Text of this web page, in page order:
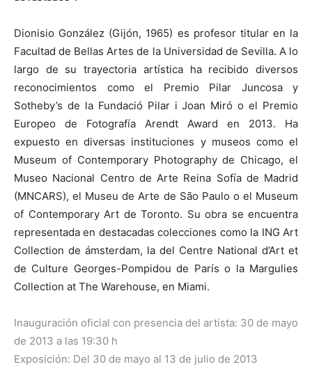
Dionisio González (Gijón, 1965) es profesor titular en la
Facultad de Bellas Artes de la Universidad de Sevilla. A lo
largo de su trayectoria artística ha recibido diversos
reconocimientos como el Premio Pilar Juncosa y
Sotheby’s de la Fundació Pilar i Joan Miró o el Premio
Europeo de Fotografía Arendt Award en 2013. Ha
expuesto en diversas instituciones y museos como el
Museum of Contemporary Photography de Chicago, el
Museo Nacional Centro de Arte Reina Sofía de Madrid
(MNCARS), el Museu de Arte de São Paulo o el Museum
of Contemporary Art de Toronto. Su obra se encuentra
representada en destacadas colecciones como la ING Art
Collection de ámsterdam, la del Centre National d’Art et
de Culture Georges-Pompidou de París o la Margulies
Collection at The Warehouse, en Miami.
Inauguración oficial con presencia del artista: 30 de mayo
de 2013 a las 19:30 h
Exposición: Del 30 de mayo al 13 de julio de 2013